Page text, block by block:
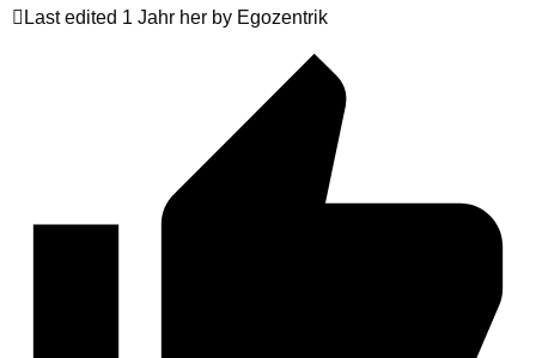
Last edited 1 Jahr her by Egozentrik